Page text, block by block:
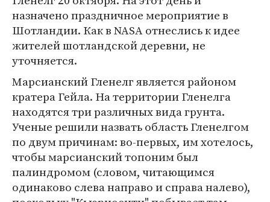
назначено праздничное мероприятие в
Шотландии. Как в NASA отнеслись к идее
жителей шотландской деревни, не
уточняется.
Марсианский Гленелг является районом
кратера Гейла. На территории Гленелга
находятся три различных вида грунта.
Ученые решили назвать область Гленелгом
по двум причинам: во-первых, им хотелось,
чтобы марсианский топоним был
палиндромом (словом, читающимся
одинаково слева направо и справа налево),